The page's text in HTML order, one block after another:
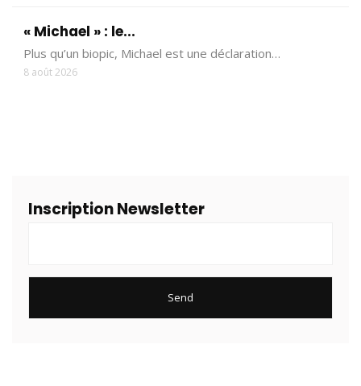
« Michael » : le...
Plus qu’un biopic, Michael est une déclaration…
8 août 2026
Inscription Newsletter